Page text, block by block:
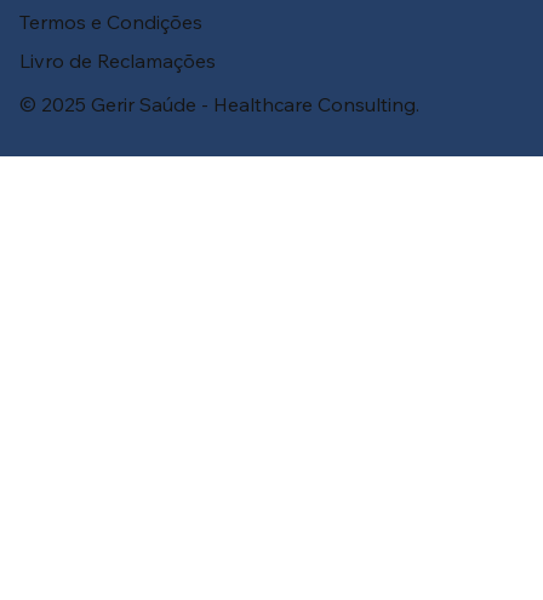
Termos e Condições
Livro de Reclamações
© 2025 Gerir Saúde - Healthcare Consulting.